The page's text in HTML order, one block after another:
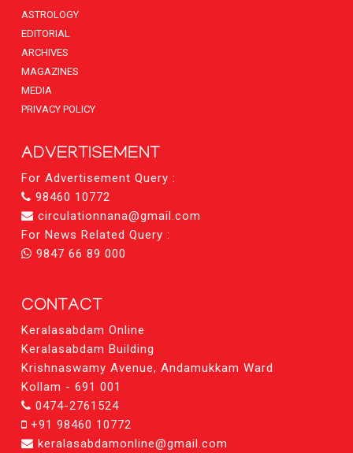
ASTROLOGY
EDITORIAL
ARCHIVES
MAGAZINES
MEDIA
PRIVACY POLICY
ADVERTISEMENT
For Advertisement Query :
98460 10772
circulationnana@gmail.com
For News Related Query :
9847 66 89 000
CONTACT
Keralasabdam Online
Keralasabdam Building
Krishnaswamy Avenue, Andamukkam Ward
Kollam - 691 001
0474-2761524
+91 98460 10772
keralasabdamonline@gmail.com